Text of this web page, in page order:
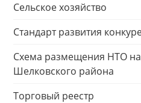
Сельское хозяйство
Стандарт развития
Схема размещения НТО
Шелковского района
Торговый реестр